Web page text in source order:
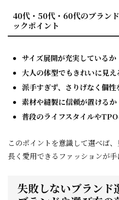
40代・50代・60代のブラン
ックポイント
サイズ展開が充実しているか
大人の体型でもきれいに見
派手すぎず、さりげなく個
素材や縫製に信頼が置けるか
普段のライフスタイルや
このポイントを意識して選べば、
長く愛用できるファッションが手
失敗しないブランド